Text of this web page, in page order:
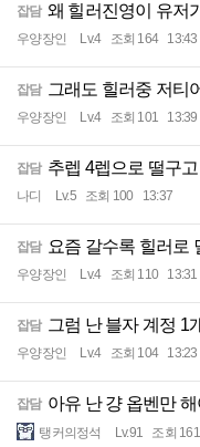
잡담 왜 힐러진영이 유저
우양장인 Lv.4 조회 164 13:43
잡담 그래도 힐러중 저티
우양장인 Lv.4 조회 101 13:39
잡담 추렙 4렙으로 떨구
나디 Lv.5 조회 100 13:37
잡담 요즘 갈수록 힐러로
우양장인 Lv.4 조회 110 13:31
잡담 그럼 난 블자 계정 1
우양장인 Lv.4 조회 104 13:23
잡담 아유 난 걍 옵벤만
탱커의정석 Lv.91 조회 161